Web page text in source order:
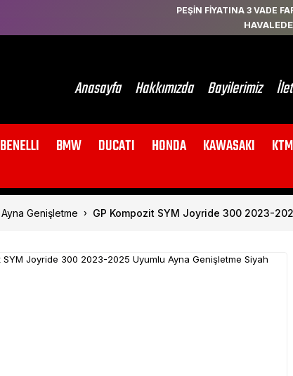
PEŞİN FİYATINA 3 VADE
Anasayfa Hakkımızda Bayilerimiz
BENELLI BMW DUCATI HONDA KAWASAKI KTM
Ayna Genişletme GP Kompozit SYM Joyride 300 2023-